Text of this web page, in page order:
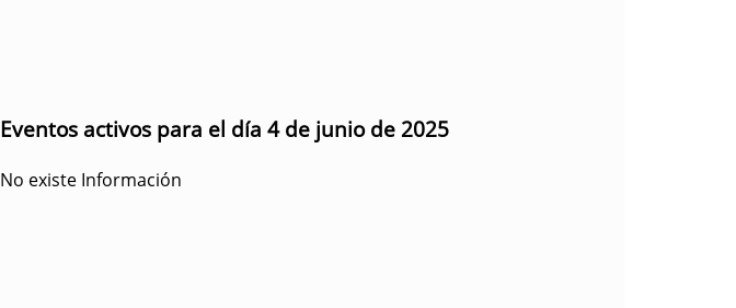
Eventos activos para el día 4 de junio de 2025
No existe Información